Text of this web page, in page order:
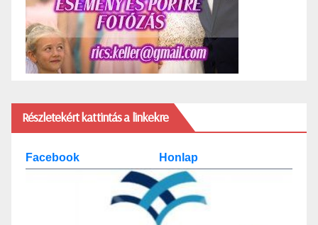
Részletekért kattintás a linkekre
Facebook Honlap